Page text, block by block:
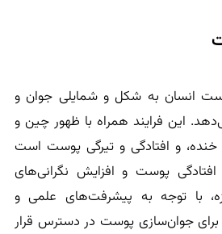
انسان به شکل و شمایلی جوان و
این فرایند همراه با ظهور چین و
و افتادگی و تیرگی پوست است
پوست و افزایش نگرانی‌های
با توجه به پیشرفت‌های علمی و
جوان‌سازی پوست در دسترس قرار